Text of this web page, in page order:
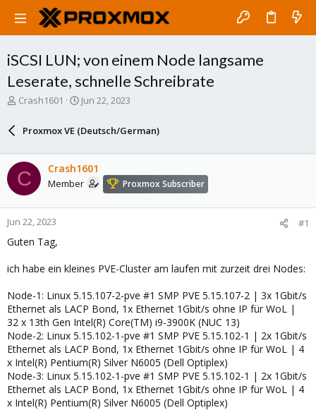
iSCSI LUN; von einem Node langsame
Leserate, schnelle Schreibrate
T
d
s
t
t
e
Crash1601
S
a
r
d
a
t
Jun 22, 2023
Proxmox VE (Deutsch/German)
C Crash1601
Member Proxmox Subscriber
Jun 22, 2023 #1
Guten Tag,
ich habe ein kleines PVE-Cluster am laufen mit zurzeit drei Nodes:
Node-1: Linux 5.15.107-2-pve #1 SMP PVE 5.15.107-2 | 3x 1Gbit/s
Ethernet als LACP Bond, 1x Ethernet 1Gbit/s ohne IP für WoL |
32 x 13th Gen Intel(R) Core(TM) i9-3900K (NUC 13)
Node-2: Linux 5.15.102-1-pve #1 SMP PVE 5.15.102-1 | 2x 1Gbit/s
Ethernet als LACP Bond, 1x Ethernet 1Gbit/s ohne IP für WoL | 4
x Intel(R) Pentium(R) Silver N6005 (Dell Optiplex)
Node-3: Linux 5.15.102-1-pve #1 SMP PVE 5.15.102-1 | 2x 1Gbit/s
Ethernet als LACP Bond, 1x Ethernet 1Gbit/s ohne IP für WoL | 4
x Intel(R) Pentium(R) Silver N6005 (Dell Optiplex)